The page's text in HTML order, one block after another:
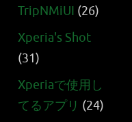
TripNMiUI (26)
Xperia's Shot
(31)
Xperiaで使用し
てるアプリ (24)